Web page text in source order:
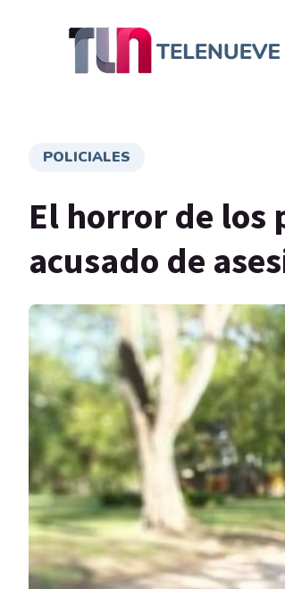
POLICIALES
El horror de los
acusado de